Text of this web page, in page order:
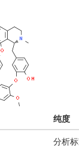
纯度
分析